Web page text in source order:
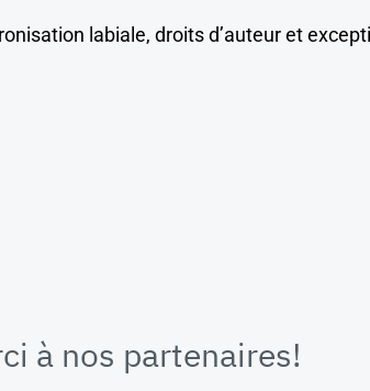
labiale, droits d’auteur et
à nos partenaires!